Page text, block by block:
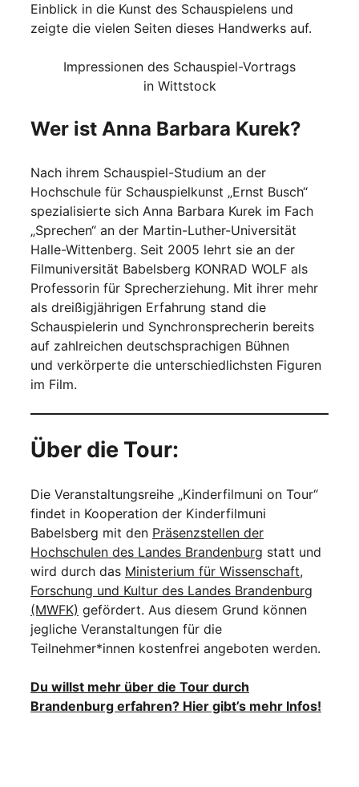
Einblick in die Kunst des Schauspielens und
zeigte die vielen Seiten dieses Handwerks auf.
Impressionen des Schauspiel-Vortrags
in Wittstock
Wer ist Anna Barbara Kurek?
Nach ihrem Schauspiel-Studium an der
Hochschule für Schauspielkunst „Ernst Busch“
spezialisierte sich Anna Barbara Kurek im Fach
„Sprechen“ an der Martin-Luther-Universität
Halle-Wittenberg. Seit 2005 lehrt sie an der
Filmuniversität Babelsberg KONRAD WOLF als
Professorin für Sprecherziehung. Mit ihrer mehr
als dreißigjährigen Erfahrung stand die
Schauspielerin und Synchronsprecherin bereits
auf zahlreichen deutschsprachigen Bühnen
und verkörperte die unterschiedlichsten Figuren
im Film.
Über die Tour:
Die Veranstaltungsreihe „Kinderfilmuni on Tour“
findet in Kooperation der Kinderfilmuni
Babelsberg mit den Präsenzstellen der
Hochschulen des Landes Brandenburg statt und
wird durch das Ministerium für Wissenschaft,
Forschung und Kultur des Landes Brandenburg
(MWFK) gefördert. Aus diesem Grund können
jegliche Veranstaltungen für die
Teilnehmer*innen kostenfrei angeboten werden.
Du willst mehr über die Tour durch
Brandenburg erfahren? Hier gibt’s mehr Infos!